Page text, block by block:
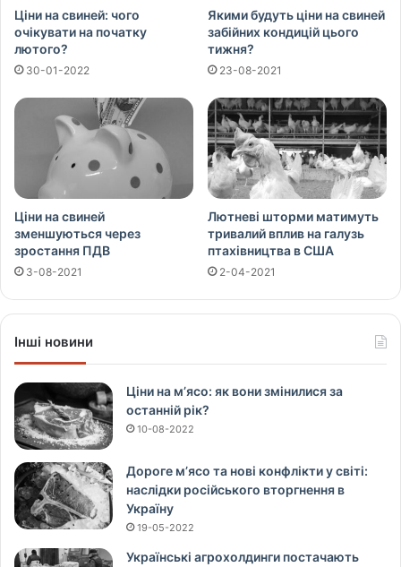
Ціни на свиней: чого
очікувати на початку
лютого?
30-01-2022
Якими будуть ціни на свиней
забійних кондицій цього
тижня?
23-08-2021
Ціни на свиней
зменшуються через
зростання ПДВ
3-08-2021
Лютневі шторми матимуть
тривалий вплив на галузь
птахівництва в США
2-04-2021
Інші новини
Ціни на м’ясо: як вони змінилися за
останній рік?
10-08-2022
Дороге м’ясо та нові конфлікти у світі:
наслідки російського вторгнення в
Україну
19-05-2022
Українські агрохолдинги постачають